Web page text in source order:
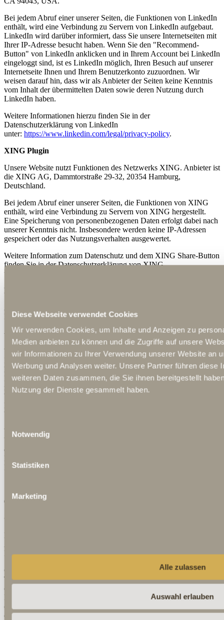
Diese Webseite verwendet Cookies
Wir verwenden Cookies, um Inhalte und Anzeigen zu
Medien anbieten zu können und die Zugriffe auf unsere
wir Informationen zu Ihrer Verwendung unserer Website an
Werbung und Analysen weiter. Unsere Partner führen diese
weiteren Daten zusammen, die Sie ihnen bereitgestellt
Nutzung der Dienste gesammelt haben.
Notwendig
Statistiken
Marketing
Alle zulassen
Auswahl erlauben
Bei jedem Abruf einer unserer Seiten, die Funktionen von LinkedIn
enthält, wird eine Verbindung zu Servern von LinkedIn aufgebaut.
LinkedIn wird darüber informiert, dass Sie unsere Internetseiten mit
Ihrer IP-Adresse besucht haben. Wenn Sie den "Recommend-
Button" von LinkedIn anklicken und in Ihrem Account bei LinkedIn
eingeloggt sind, ist es LinkedIn möglich, Ihren Besuch auf unserer
Internetseite Ihnen und Ihrem Benutzerkonto zuzuordnen. Wir
weisen darauf hin, dass wir als Anbieter der Seiten keine Kenntnis
vom Inhalt der übermittelten Daten sowie deren Nutzung durch
LinkedIn haben.
Weitere Informationen hierzu finden Sie in der
Datenschutzerklärung von LinkedIn
unter: https://www.linkedin.com/legal/privacy-policy.
XING Plugin
Unsere Website nutzt Funktionen des Netzwerks XING. Anbieter ist
die XING AG, Dammtorstraße 29-32, 20354 Hamburg,
Deutschland.
Bei jedem Abruf einer unserer Seiten, die Funktionen von XING
enthält, wird eine Verbindung zu Servern von XING hergestellt.
Eine Speicherung von personenbezogenen Daten erfolgt dabei nach
unserer Kenntnis nicht. Insbesondere werden keine IP-Adressen
gespeichert oder das Nutzungsverhalten ausgewertet.
Weitere Information zum Datenschutz und dem XING Share-Button
finden Sie in der Datenschutzerklärung von XING
unter:
Pinterest Plugin
Netzwerkes Pinterest, das von der Pinterest Inc., 808 Brannan
Street, San Francisco, CA 94103-490, USA ("Pinterest") betrieben
wird.
Wenn Sie eine Seite aufrufen, die ein solches Plugin enthält, stellt
Ihr Browser eine direkte Verbindung zu den Servern von Pinterest
her. Das Plugin übermittelt dabei Protokolldaten an den Server von
Pinterest in die USA. Diese Protokolldaten enthalten
möglicherweise Ihre IP-Adresse, die Adresse der besuchten
Websites, die ebenfalls Pinterest-Funktionen enthalten, Art und
Einstellungen des Browsers, Datum und Zeitpunkt der Anfrage, Ihre
Verwendungsweise von Pinterest sowie Cookies.
Weitere Informationen zu Zweck, Umfang und weiterer
Verarbeitung und Nutzung der Daten durch Pinterest sowie Ihre
diesbezüglichen Rechte und Möglichkeiten zum Schutz Ihrer
Privatsphäre finden Sie in den Datenschutzhinweisen von
Pinterest:https://about.pinterest.com/de/privacy-policy
6. Analyse Tools und Werbung
Google Analytics
Diese Website nutzt Funktionen des Webanalysedienstes Google
Parkway, Mountain View, CA 94043, USA.
Google Analytics verwendet so genannte "Cookies". Das sind
Textdateien, die auf Ihrem Computer gespeichert werden und die
eine Analyse der Benutzung der Website durch Sie ermöglichen.
Die durch den Cookie erzeugten Informationen über Ihre Benutzung
dieser Website werden in der Regel an einen Server von Google in
den USA übertragen und dort gespeichert.